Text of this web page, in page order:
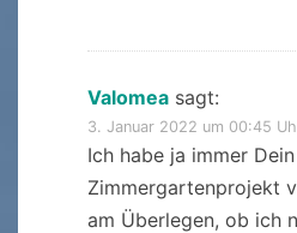
Valomea sagt:
3. Januar 2022 um 00:45
Ich habe ja immer Dein
Zimmergartenprojekt
am Überlegen, ob ich